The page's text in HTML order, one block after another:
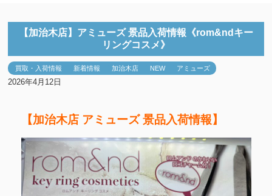
【加治木店】アミューズ 景品入荷情報《rom&ndキー
リングコスメ》
買取・入荷情報 新着情報 加治木店 NEW アミューズ
2026年4月12日
【加治木店 アミューズ 景品入荷情報】